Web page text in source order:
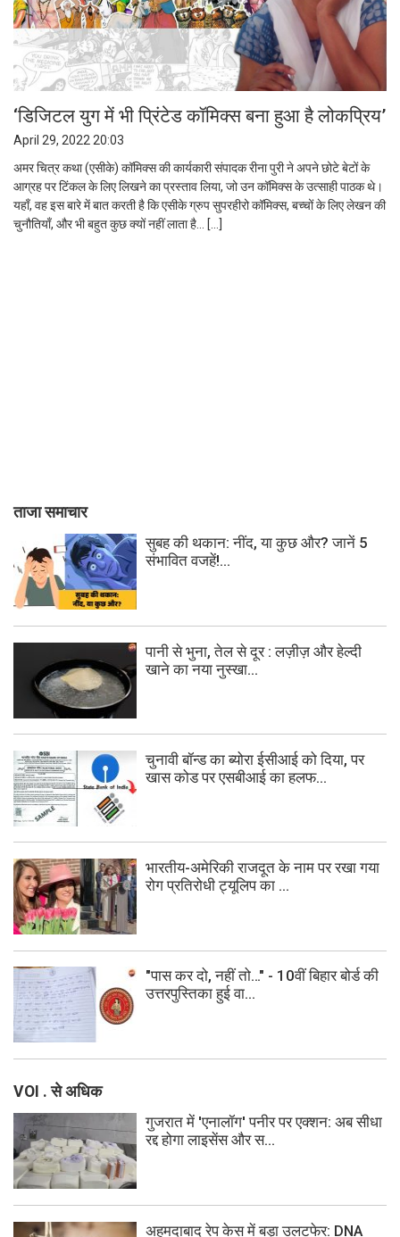
‘डिजिटल युग में भी प्रिंटेड कॉमिक्स बना हुआ है लोकप्रिय’
April 29, 2022 20:03
अमर चित्र कथा (एसीके) कॉमिक्स की कार्यकारी संपादक रीना पुरी ने अपने छोटे बेटों के
आग्रह पर टिंकल के लिए लिखने का प्रस्ताव लिया, जो उन कॉमिक्स के उत्साही पाठक थे।
यहाँ, वह इस बारे में बात करती है कि एसीके ग्रुप सुपरहीरो कॉमिक्स, बच्चों के लिए लेखन की
चुनौतियाँ, और भी बहुत कुछ क्यों नहीं लाता है… […]
ताजा समाचार
सुबह की थकान: नींद, या कुछ और? जानें 5
संभावित वजहें!...
पानी से भुना, तेल से दूर : लज़ीज़ और हेल्दी
खाने का नया नुस्खा...
चुनावी बॉन्ड का ब्योरा ईसीआई को दिया, पर
खास कोड पर एसबीआई का हलफ...
भारतीय-अमेरिकी राजदूत के नाम पर रखा गया
रोग प्रतिरोधी ट्यूलिप का ...
"पास कर दो, नहीं तो…" - 10वीं बिहार बोर्ड की
उत्तरपुस्तिका हुई वा...
VOI . से अधिक
गुजरात में 'एनालॉग' पनीर पर एक्शन: अब सीधा
रद्द होगा लाइसेंस और स...
अहमदाबाद रेप केस में बड़ा उलटफेर: DNA